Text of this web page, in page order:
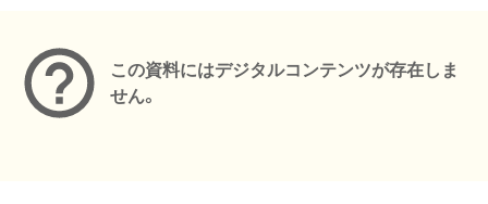
この資料にはデジタルコンテンツが存在しま
せん。